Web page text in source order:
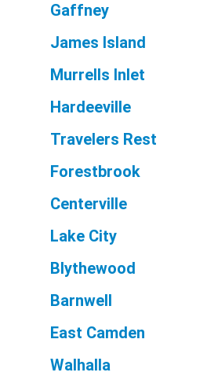
Gaffney
James Island
Murrells Inlet
Hardeeville
Travelers Rest
Forestbrook
Centerville
Lake City
Blythewood
Barnwell
East Camden
Walhalla